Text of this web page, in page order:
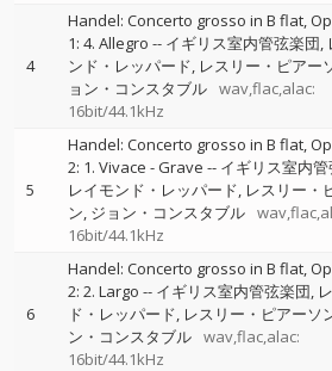
4
Handel: Concerto grosso in B flat,
1: 4. Allegro -- イギリス室内管弦楽団
ンド・レッパード レスリー・ピアー
ョン・コンスタブル wav,flac,alac:
16bit/44.1kHz
5
Handel: Concerto grosso in B flat,
2: 1. Vivace - Grave -- イギリス室内
レイモンド・レッパード レスリー・
ン ジョン・コンスタブル
16bit/44.1kHz
6
Handel: Concerto grosso in B flat,
2: 2. Largo -- イギリス室内管弦楽団
ド・レッパード レスリー・ピアーソ
ン・コンスタブル wav,flac,alac:
16bit/44.1kHz